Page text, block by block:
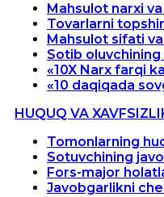
Mahsulot narxi
Tovarlarni
Mahsulot sifati
Sotib
«10X Narx farqi
«10 daqiqada
HUQUQ VA
Tomonlarning
Sotuvchining
Fors-major
Javobgarlikni